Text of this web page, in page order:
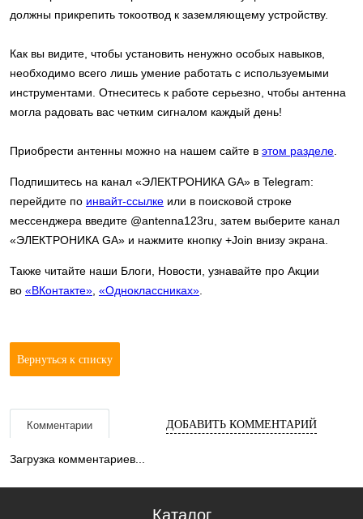
должны прикрепить токоотвод к заземляющему устройству.
Как вы видите, чтобы установить ненужно особых навыков,
необходимо всего лишь умение работать с используемыми
инструментами. Отнеситесь к работе серьезно, чтобы антенна
могла радовать вас четким сигналом каждый день!
Приобрести антенны можно на нашем сайте в этом разделе
Подпишитесь на канал «ЭЛЕКТРОНИКА GA» в Telegram:
перейдите по инвайт-ссылке или в поисковой строке
мессенджера введите @antenna123ru, затем выберите канал
«ЭЛЕКТРОНИКА GA» и нажмите кнопку +Join внизу экрана.
Также читайте наши Блоги, Новости, узнавайте про Акции
во «ВКонтакте» «Одноклассниках»
Вернуться к списку
Комментарии ДОБАВИТЬ КОММЕНТАРИЙ
Загрузка комментариев...
Каталог